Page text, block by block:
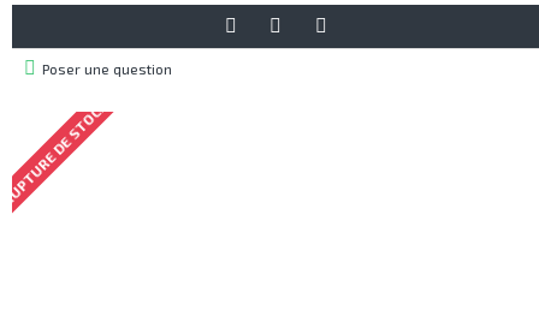
Poser une question
DE STOCK